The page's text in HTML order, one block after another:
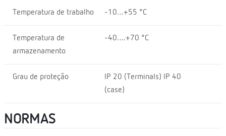
Temperatura de trabalho -10…+55 °C
Temperatura de
armazenamento
-40….+70 °C
Grau de proteção
IP 20 (Terminals) IP 40
(case)
NORMAS